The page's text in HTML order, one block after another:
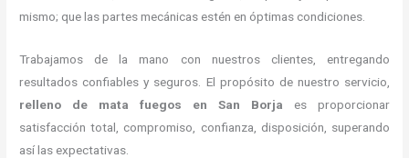
mismo; que las partes mecánicas estén en óptimas condiciones.
Trabajamos de la mano con nuestros clientes, entregando
resultados confiables y seguros. El propósito de nuestro servicio,
relleno de mata fuegos en San Borja es proporcionar
satisfacción total, compromiso, confianza, disposición, superando
así las expectativas.